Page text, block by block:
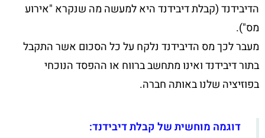
הדיבידנד (קבלת דיבידנד היא למעשה מה שנקרא "אירוע
מס").
מעבר לכך מס הדיבידנד נלקח על כל הסכום אשר התקבל
בתור דיבידנד ואינו מתחשב ברווח או ההפסד הנוכחי
בפוזיציה שלנו באותה חברה.
דוגמה מוחשית של קבלת דיבידנד: